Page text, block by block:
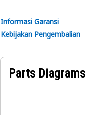
Informasi Garansi
Kebijakan Pengembalian
Parts Diagrams